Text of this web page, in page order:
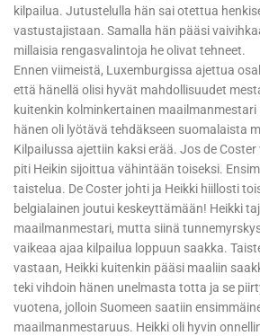
kilpailua. Jutustelulla hän sai otettua
vastustajistaan. Samalla hän pääsi
millaisia rengasvalintoja he olivat tehneet.
Ennen viimeistä, Luxemburgissa ajettua
että hänellä olisi hyvät mahdollisuudet
kuitenkin kolminkertainen maailmanmestari
hänen oli lyötävä tehdäkseen suomalaista
Kilpailussa ajettiin kaksi erää. Jos de
piti Heikin sijoittua vähintään toiseksi.
taistelua. De Coster johti ja Heikki hiillosti
belgialainen joutui keskeyttämään! Heikki
maailmanmestari, mutta siinä
vaikeaa ajaa kilpailua loppuun saakka.
vastaan, Heikki kuitenkin pääsi maaliin
teki vihdoin hänen unelmasta totta ja se
vuotena, jolloin Suomeen saatiin
maailmanmestaruus. Heikki oli hyvin